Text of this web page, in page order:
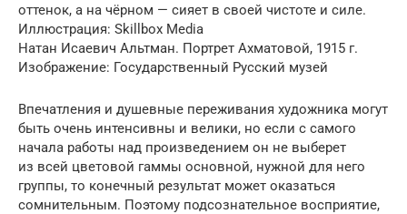
оттенок, а на чёрном — сияет в своей чистоте и силе.
Иллюстрация: Skillbox Media
Натан Исаевич Альтман. Портрет Ахматовой, 1915 г.
Изображение: Государственный Русский музей
Впечатления и душевные переживания художника могут
быть очень интенсивны и велики, но если с самого
начала работы над произведением он не выберет
из всей цветовой гаммы основной, нужной для него
группы, то конечный результат может оказаться
сомнительным. Поэтому подсознательное восприятие,